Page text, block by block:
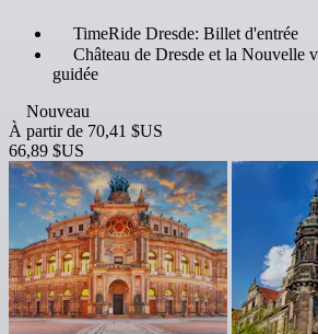
TimeRide Dresde: Billet d'entrée
Château de Dresde et la Nouvelle
guidée
Nouveau
À partir de 70,41 $US
66,89 $US